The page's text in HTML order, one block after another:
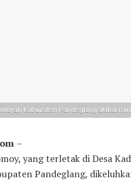
Kabupaten Pandeglang akibat
–
yang terletak di Desa
Pandeglang,